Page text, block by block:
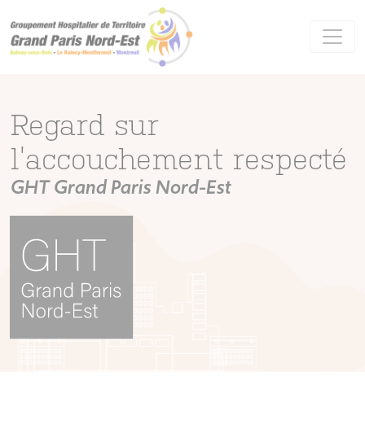
Regard sur
l’accouchement respecté
GHT Grand Paris Nord-Est
Panneau de gestion des cookies